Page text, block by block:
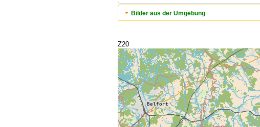
Bilder aus der Umgebung
Z20